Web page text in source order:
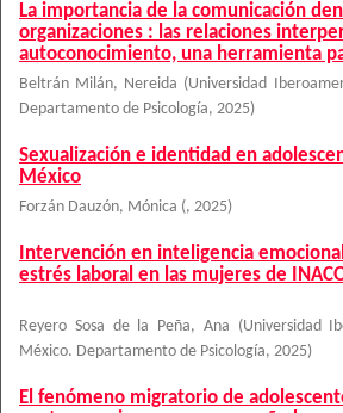
La importancia de la comunicación
organizaciones : las relaciones
autoconocimiento, una herramienta
Beltrán Milán, Nereida (Universidad
Departamento de Psicología, 2025)
Sexualización e identidad en
México
Forzán Dauzón, Mónica (, 2025)
Intervención en inteligencia
estrés laboral en las mujeres de
Reyero Sosa de la Peña, Ana (Universidad
México. Departamento de Psicología, 2025)
El fenómeno migratorio de